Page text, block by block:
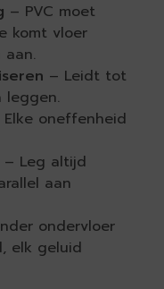
– PVC moet
komt vloer
aan.
– Leidt tot
leggen.
Elke oneffenheid
– Leg altijd
aan
ondervloer
elk geluid